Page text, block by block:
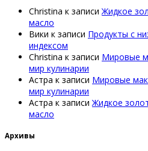
Christina к записи Жидкое
масло
Вики к записи Продукты с
индексом
Christina к записи Мировые
мир кулинарии
Астра к записи Мировые
мир кулинарии
Астра к записи Жидкое
масло
Архивы